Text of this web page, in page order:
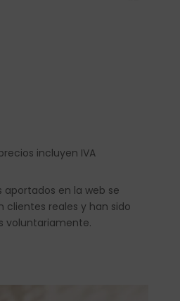
incluyen IVA
aportados en la web se
clientes reales y han sido
voluntariamente.